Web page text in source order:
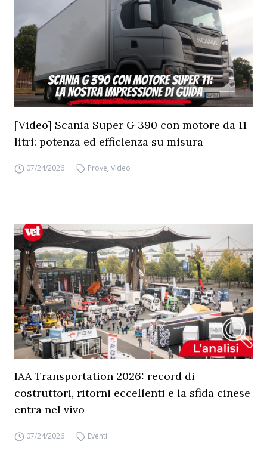
[Video] Scania Super G 390 con motore da 11
litri: potenza ed efficienza su misura
07/24/2026 Prove,Video
IAA Transportation 2026: record di
costruttori, ritorni eccellenti e la sfida cinese
entra nel vivo
07/24/2026 Eventi